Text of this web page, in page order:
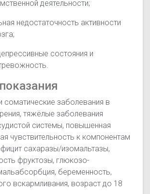
деятельности;
недостаточность активности
состояния и
соматические заболевания в
тяжёлые заболевания
системы, повышенная
чувствительность к компонентам
сахаразы/изомальтазы,
фруктозы, глюкозо-
беременность,
вскармливания, возраст до 18